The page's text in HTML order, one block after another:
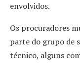
envolvidos.
Os procuradores
parte do grupo de
técnico, alguns